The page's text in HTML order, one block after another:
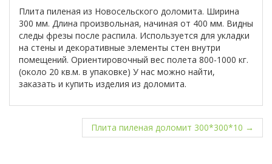
Плита пиленая из Новосельского доломита. Ширина
300 мм. Длина произвольная, начиная от 400 мм. Видны
следы фрезы после распила. Используется для укладки
на стены и декоративные элементы стен внутри
помещений. Ориентировочный вес полета 800-1000 кг.
(около 20 кв.м. в упаковке) У нас можно найти,
заказать и купить изделия из доломита.
Плита пиленая доломит 300*300*10 →